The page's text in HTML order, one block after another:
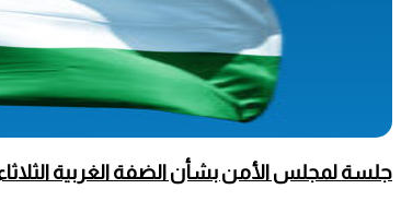
جلسة لمجلس الأمن بشأن الضفة الغربية